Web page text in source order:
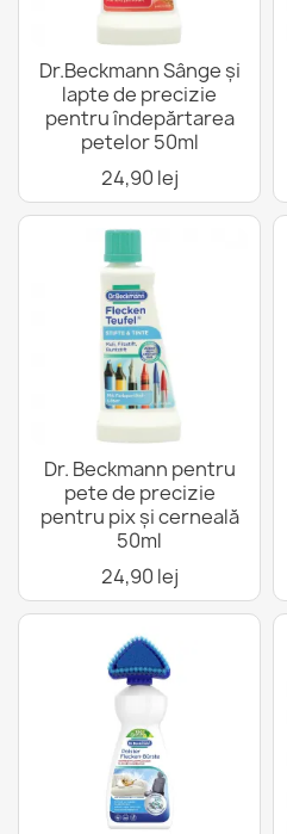
Dr.Beckmann Sânge și
lapte de precizie
pentru îndepărtarea
petelor 50ml
24,90 lej
Dr. Beckmann pentru
pete de precizie
pentru pix și cerneală
50ml
24,90 lej